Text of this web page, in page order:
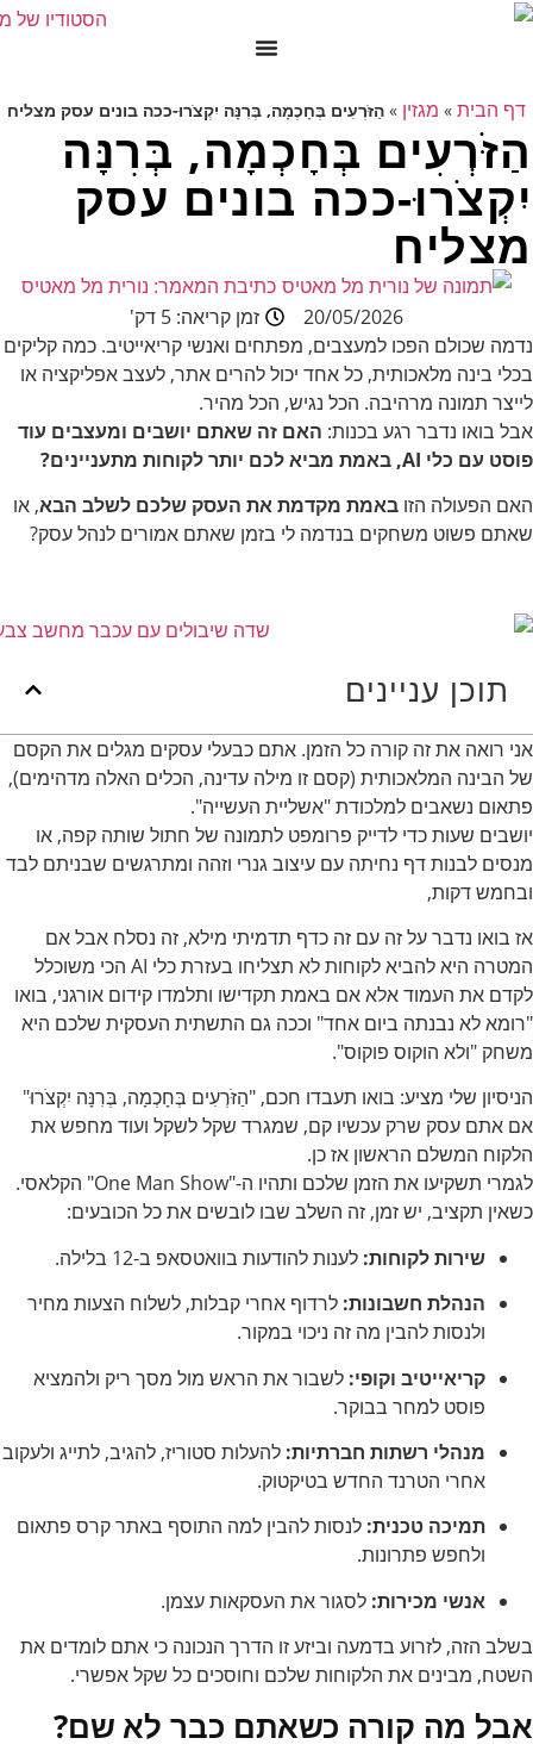
דף הבית » מגזין » הַזֹּרְעִים בְּחָכְמָה, בְּרִנָּה יִקְצֹרוּ-ככה בונים עסק מצליח
הַזֹּרְעִים בְּחָכְמָה, בְּרִנָּה
יִקְצֹרוּ-ככה בונים עסק
מצליח
כתיבת המאמר: נורית מל מאטיס
20/05/2026
זמן קריאה: 5 דק'
נדמה שכולם הפכו למעצבים, מפתחים ואנשי קריאייטיב. כמה קליקים
בכלי בינה מלאכותית, כל אחד יכול להרים אתר, לעצב אפליקציה או
לייצר תמונה מרהיבה. הכל נגיש, הכל מהיר.
אבל בואו נדבר רגע בכנות: האם זה שאתם יושבים ומעצבים עוד
פוסט עם כלי AI, באמת מביא לכם יותר לקוחות מתעניינים?
האם הפעולה הזו באמת מקדמת את העסק שלכם לשלב הבא, או
שאתם פשוט משחקים בנדמה לי בזמן שאתם אמורים לנהל עסק?
תוכן עניינים
אני רואה את זה קורה כל הזמן. אתם כבעלי עסקים מגלים את הקסם
של הבינה המלאכותית (קסם זו מילה עדינה, הכלים האלה מדהימים),
פתאום נשאבים למלכודת "אשליית העשייה".
יושבים שעות כדי לדייק פרומפט לתמונה של חתול שותה קפה, או
מנסים לבנות דף נחיתה עם עיצוב גנרי וזהה ומתרגשים שבניתם לבד
ובחמש דקות,
אז בואו נדבר על זה עם זה כדף תדמיתי מילא, זה נסלח אבל אם
המטרה היא להביא לקוחות לא תצליחו בעזרת כלי AI הכי משוכלל
לקדם את העמוד אלא אם באמת תקדישו ותלמדו קידום אורגני, בואו
"רומא לא נבנתה ביום אחד" וככה גם התשתית העסקית שלכם היא
משחק "ולא הוקוס פוקוס".
הניסיון שלי מציע: בואו תעבדו חכם, "הַזֹּרְעִים בְּחָכְמָה, בְּרִנָּה יִקְצֹרוּ"
אם אתם עסק שרק עכשיו קם, שמגרד שקל לשקל ועוד מחפש את
הלקוח המשלם הראשון אז כן.
לגמרי תשקיעו את הזמן שלכם ותהיו ה-"One Man Show" הקלאסי.
כשאין תקציב, יש זמן, זה השלב שבו לובשים את כל הכובעים:
שירות לקוחות: לענות להודעות בוואטסאפ ב-12 בלילה.
הנהלת חשבונות: לרדוף אחרי קבלות, לשלוח הצעות מחיר
ולנסות להבין מה זה ניכוי במקור.
קריאייטיב וקופי: לשבור את הראש מול מסך ריק ולהמציא
פוסט למחר בבוקר.
מנהלי רשתות חברתיות: להעלות סטוריז, להגיב, לתייג ולעקוב
אחרי הטרנד החדש בטיקטוק.
תמיכה טכנית: לנסות להבין למה התוסף באתר קרס פתאום
ולחפש פתרונות.
אנשי מכירות: לסגור את העסקאות עצמן.
בשלב הזה, לזרוע בדמעה וביזע זו הדרך הנכונה כי אתם לומדים את
השטח, מבינים את הלקוחות שלכם וחוסכים כל שקל אפשרי.
אבל מה קורה כשאתם כבר לא שם?